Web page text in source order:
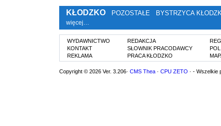
KŁODZKO POZOSTAŁE BYSTRZYCA
więcej…
WYDAWNICTWO
KONTAKT
REKLAMA
REDAKCJA
SŁOWNIK PRACODAWCY
PRACA KŁODZKO
Copyright © 2026 Ver. 3.206· CMS Thea · CPU ZETO · - Wszelkie